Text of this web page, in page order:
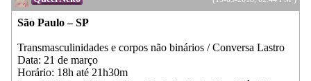
São Paulo – SP
Transmasculinidades e corpos não binários / Conversa Lastro
Data: 21 de março
Horário: 18h até 21h30m